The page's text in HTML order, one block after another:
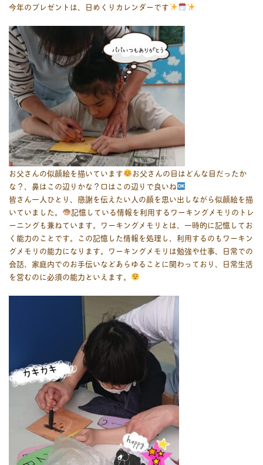
今年のプレゼントは、日めくりカレンダーです
お父さんの似顔絵を描いています
お父さんの目はどんな目だったか
な？、鼻はこの辺りかな？口はこの辺りで良いね
皆さん一人ひとり、感謝を伝えたい人の顔を思い出しながら似顔絵を描
いていました。
記憶している情報を利用するワーキングメモリのトレ
ーニングも兼ねています。ワーキングメモリとは、一時的に記憶してお
く能力のことです。この記憶した情報を処理し、利用するのもワーキン
グメモリの能力になります。ワーキングメモリは勉強や仕事、日常での
会話、家庭内でのお手伝いなどあらゆることに関わっており、日常生活
を営むのに必須の能力といえます。